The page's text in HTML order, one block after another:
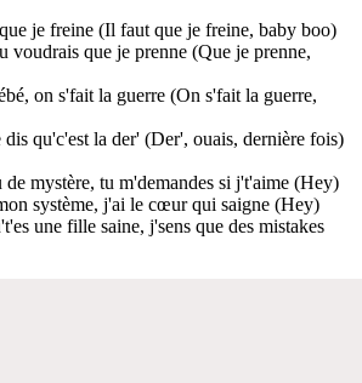
je freine (Il faut que je freine, baby boo)
voudrais que je prenne (Que je prenne,
on s'fait la guerre (On s'fait la guerre,
qu'c'est la der' (Der', ouais, dernière fois)
de mystère, tu m'demandes si j't'aime (Hey)
système, j'ai le cœur qui saigne (Hey)
une fille saine, j'sens que des mistakes